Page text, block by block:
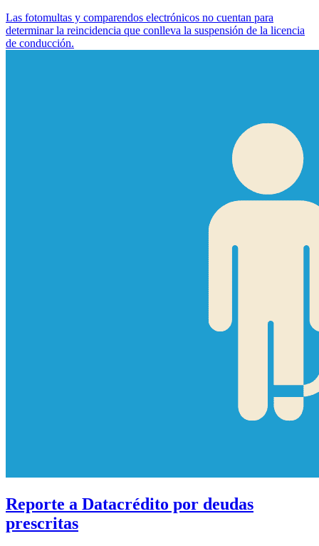
Las fotomultas y comparendos electrónicos no cuentan para
determinar la reincidencia que conlleva la suspensión de la licencia
de conducción.
Reporte a Datacrédito por deudas
prescritas